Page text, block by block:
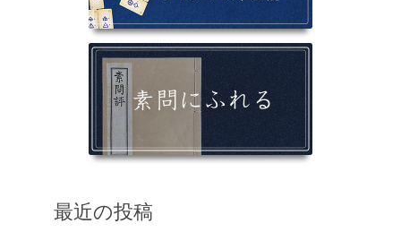
最近の投稿